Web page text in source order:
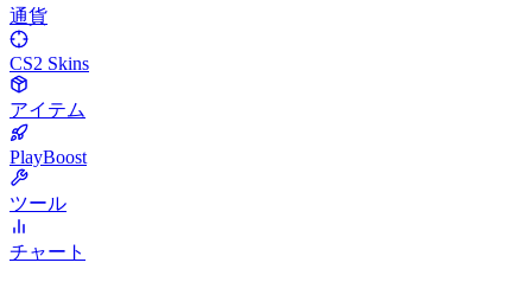
通貨
CS2 Skins
アイテム
PlayBoost
ツール
チャート